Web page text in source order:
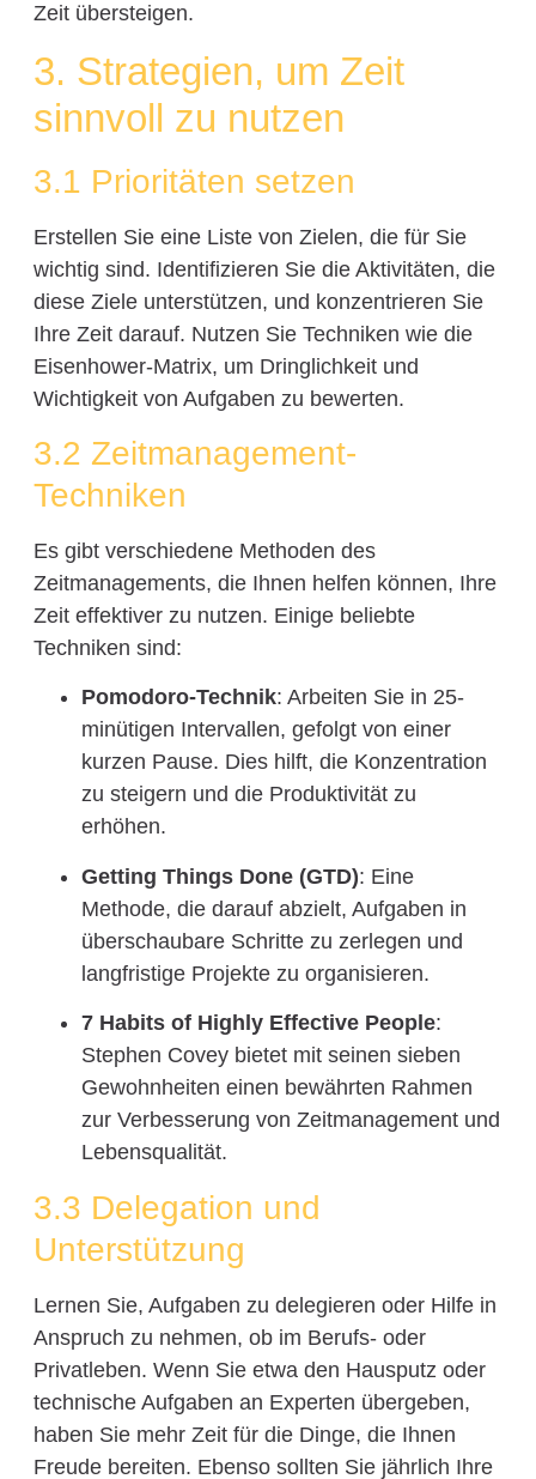
Zeit übersteigen.
3. Strategien, um Zeit
sinnvoll zu nutzen
3.1 Prioritäten setzen
Erstellen Sie eine Liste von Zielen, die für Sie
wichtig sind. Identifizieren Sie die Aktivitäten, die
diese Ziele unterstützen, und konzentrieren Sie
Ihre Zeit darauf. Nutzen Sie Techniken wie die
Eisenhower-Matrix, um Dringlichkeit und
Wichtigkeit von Aufgaben zu bewerten.
3.2 Zeitmanagement-
Techniken
Es gibt verschiedene Methoden des
Zeitmanagements, die Ihnen helfen können, Ihre
Zeit effektiver zu nutzen. Einige beliebte
Techniken sind:
Pomodoro-Technik: Arbeiten Sie in 25-
minütigen Intervallen, gefolgt von einer
kurzen Pause. Dies hilft, die Konzentration
zu steigern und die Produktivität zu
erhöhen.
Getting Things Done (GTD): Eine
Methode, die darauf abzielt, Aufgaben in
überschaubare Schritte zu zerlegen und
langfristige Projekte zu organisieren.
7 Habits of Highly Effective People:
Stephen Covey bietet mit seinen sieben
Gewohnheiten einen bewährten Rahmen
zur Verbesserung von Zeitmanagement und
Lebensqualität.
3.3 Delegation und
Unterstützung
Lernen Sie, Aufgaben zu delegieren oder Hilfe in
Anspruch zu nehmen, ob im Berufs- oder
Privatleben. Wenn Sie etwa den Hausputz oder
technische Aufgaben an Experten übergeben,
haben Sie mehr Zeit für die Dinge, die Ihnen
Freude bereiten. Ebenso sollten Sie jährlich Ihre